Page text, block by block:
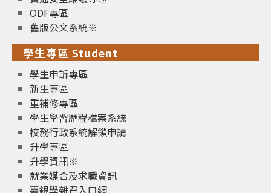
ODF專區
舊版公文系統※
學生專區 Student
學生申訴專區
新生專區
重補修專區
學生學習歷程檔案系統
校務行政系統解鎖申請
升學專區
升學資訊※
就業媒合及求職資訊
臺銀學雜費入口網